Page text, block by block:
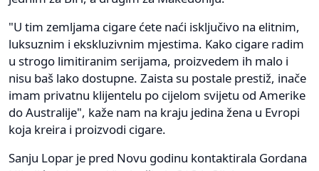
"U tim zemljama cigare ćete naći isključivo na elitnim,
luksuznim i ekskluzivnim mjestima. Kako cigare radim
u strogo limitiranim serijama, proizvedem ih malo i
nisu baš lako dostupne. Zaista su postale prestiž, inače
imam privatnu klijentelu po cijelom svijetu od Amerike
do Australije", kaže nam na kraju jedina žena u Evropi
koja kreira i proizvodi cigare.
Sanju Lopar je pred Novu godinu kontaktirala Gordana